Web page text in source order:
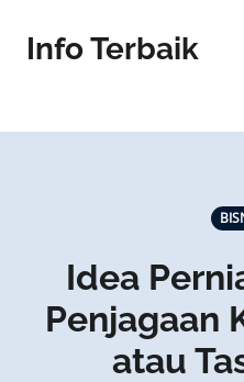
Info Terbaik
Idea
Penjagaan
atau